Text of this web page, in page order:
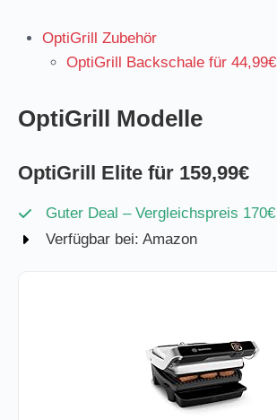
OptiGrill Zubehör
OptiGrill Backschale für 44,99€
OptiGrill Modelle
OptiGrill Elite für 159,99€
Guter Deal – Vergleichspreis 170€
Verfügbar bei: Amazon